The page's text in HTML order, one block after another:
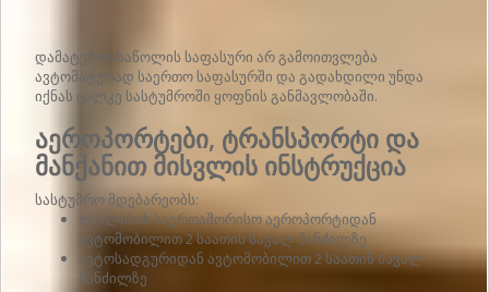
დამატებით საწოლის საფასური არ გამოითვლება
ავტომატურად საერთო საფასურში და გადახდილი უნდა
იქნას ცალკე სასტუმროში ყოფნის განმავლობაში.
აეროპორტები, ტრანსპორტი და
მანქანით მისვლის ინსტრუქცია
სასტუმრო მდებარეობს:
თბილისის საერთაშორისო აეროპორტიდან
ავტომობილით 2 საათის სავალ მანძილზე
ავტოსადგურიდან ავტომობილით 2 საათის სავალ
მანძილზე